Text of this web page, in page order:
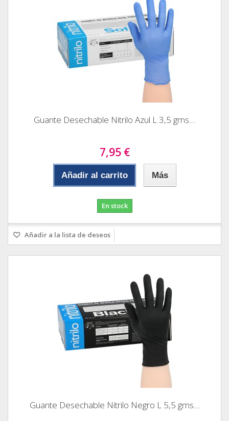
Guante Desechable Nitrilo Azul L 3,5 gms....
7,95 €
Añadir al carrito Más
En stock
Añadir a la lista de deseos
Guante Desechable Nitrilo Negro L 5,5 gms....